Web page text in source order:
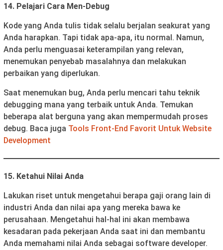
14. Pelajari Cara Men-Debug
Kode yang Anda tulis tidak selalu berjalan seakurat yang
Anda harapkan. Tapi tidak apa-apa, itu normal. Namun,
Anda perlu menguasai keterampilan yang relevan,
menemukan penyebab masalahnya dan melakukan
perbaikan yang diperlukan.
Saat menemukan bug, Anda perlu mencari tahu teknik
debugging mana yang terbaik untuk Anda. Temukan
beberapa alat berguna yang akan mempermudah proses
debug. Baca juga Tools Front-End Favorit Untuk Website
Development
15. Ketahui Nilai Anda
Lakukan riset untuk mengetahui berapa gaji orang lain di
industri Anda dan nilai apa yang mereka bawa ke
perusahaan. Mengetahui hal-hal ini akan membawa
kesadaran pada pekerjaan Anda saat ini dan membantu
Anda memahami nilai Anda sebagai software developer.